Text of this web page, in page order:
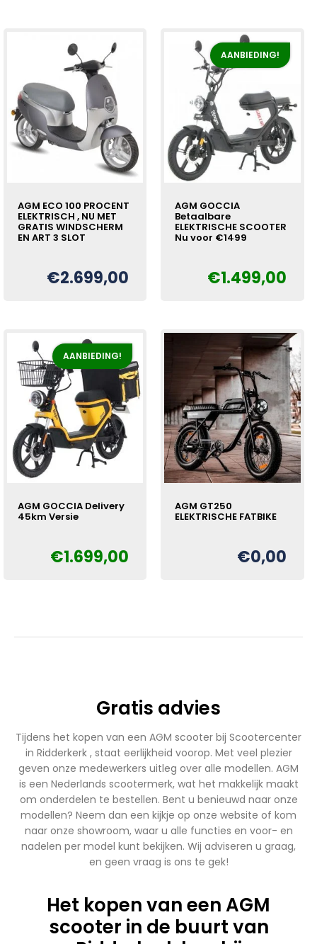
AGM ECO 100 PROCENT
ELEKTRISCH , NU MET
GRATIS WINDSCHERM
EN ART 3 SLOT
€2.699,00
AANBIEDING!
AGM GOCCIA
Betaalbare
ELEKTRISCHE SCOOTER
Nu voor €1499
Oorspronkelijke
€1.499,00
Huidige
AANBIEDING!
AGM GOCCIA Delivery
45km Versie
Oorspronkelijke
€1.699,00
Huidige
AGM GT250
ELEKTRISCHE FATBIKE
€0,00
Gratis advies
Tijdens het kopen van een AGM scooter bij Scootercenter
in Ridderkerk , staat eerlijkheid voorop. Met veel plezier
geven onze medewerkers uitleg over alle modellen. AGM
is een Nederlands scootermerk, wat het makkelijk maakt
om onderdelen te bestellen. Bent u benieuwd naar onze
modellen? Neem dan een kijkje op onze website of kom
naar onze showroom, waar u alle functies en voor- en
nadelen per model kunt bekijken. Wij adviseren u graag,
en geen vraag is ons te gek!
Het kopen van een AGM
scooter in de buurt van